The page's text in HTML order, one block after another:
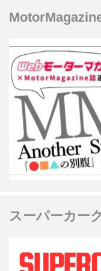
スーパーカー